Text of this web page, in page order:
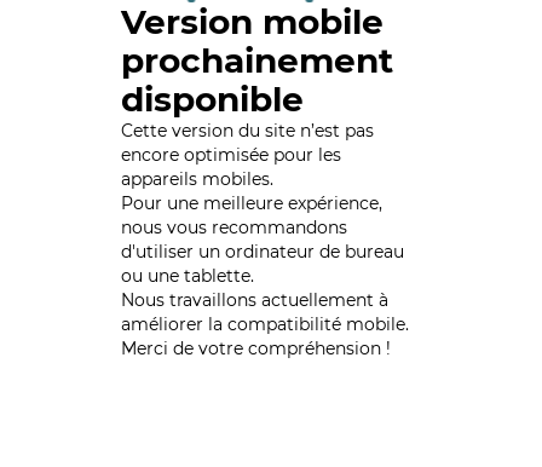
Version mobile
prochainement
disponible
Cette version du site n’est pas
encore optimisée pour les
appareils mobiles.
Pour une meilleure expérience,
nous vous recommandons
d'utiliser un ordinateur de bureau
ou une tablette.
Nous travaillons actuellement à
améliorer la compatibilité mobile.
Merci de votre compréhension !